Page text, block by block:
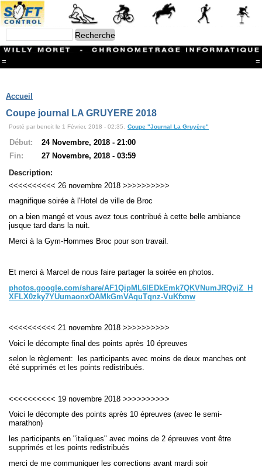
= =
Branches
CONTACT
FriRun Cup
Ski ALPIN
Triathlon
Ski Nordique
VTT
Athlétisme
Caisse à savon
Coupe "Journal La Gruyère"
Hippisme
Archives
Navigation
recherche
Ouverture de session
Nom d'utilisateur:
Mot de passe:
Créer un nouveau compte
Demander un nouveau mot de passe
Accueil
Coupe journal LA GRUYERE 2018
Posté par benoit le 1 Février, 2018 - 02:35. Coupe "Journal La Gruyère"
Début:
24 Novembre, 2018 - 21:00
Fin:
27 Novembre, 2018 - 03:59
Description:
<<<<<<<<<< 26 novembre 2018 >>>>>>>>>>
magnifique soirée à l'Hotel de ville de Broc
on a bien mangé et vous avez tous contribué à cette belle ambiance
jusque tard dans la nuit.
Merci à la Gym-Hommes Broc pour son travail.
Et merci à Marcel de nous faire partager la soirée en photos.
photos.google.com/share/AF1QipML6lEDkEmk7QKVNumJRQyjZ_H
XFLX0zky7YUumaonxOAMkGmVAquTqnz-VuKfxnw
<<<<<<<<<< 21 novembre 2018 >>>>>>>>>>
Voici le décompte final des points après 10 épreuves
selon le règlement: les participants avec moins de deux manches ont
été supprimés et les points redistribués.
<<<<<<<<<< 19 novembre 2018 >>>>>>>>>>
Voici le décompte des points après 10 épreuves (avec le semi-
marathon)
les participants en "italiques" avec moins de 2 épreuves vont être
supprimés et les points redistribués
merci de me communiquer les corrections avant mardi soir